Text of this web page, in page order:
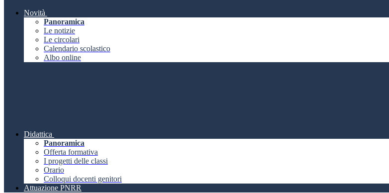
Novità
Panoramica
Le notizie
Le circolari
Calendario scolastico
Albo online
Didattica
Panoramica
Offerta formativa
I progetti delle classi
Orario
Colloqui docenti genitori
Attuazione PNRR